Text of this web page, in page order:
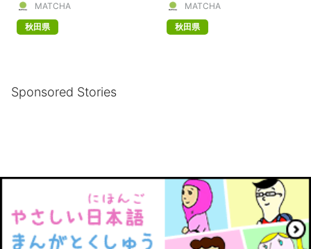
【2022年】
MATCHA
秋田県
ト 7つ（奥入瀬
か）
MATCHA
秋田県
Sponsored Stories